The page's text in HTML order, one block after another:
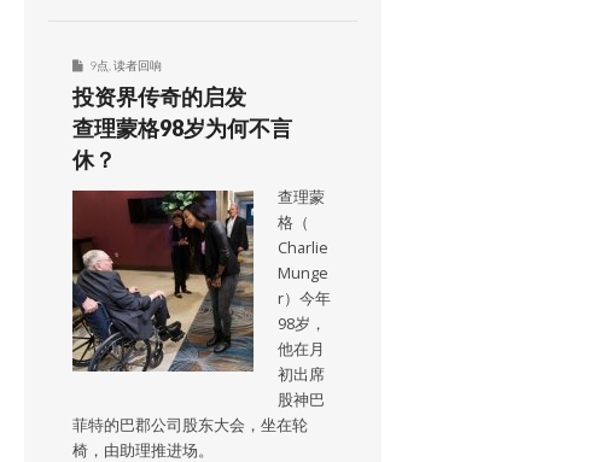
9点 读者回响
投资界传奇的启发
查理蒙格98岁为何不言
休？
查理蒙
格（
Charlie
Munge
r）今年
98岁，
他在月
初出席
股神巴
菲特的巴郡公司股东大会，坐在轮
椅，由助理推进场。